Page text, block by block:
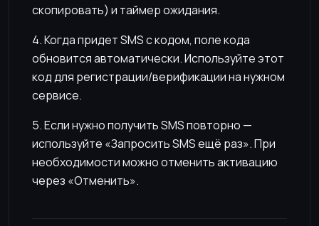
скопировать) и таймер ожидания.
4. Когда придет SMS с кодом, поле кода
обновится автоматически. Используйте этот
код для регистрации/верификации на нужном
сервисе.
5. Если нужно получить SMS повторно —
используйте «Запросить SMS ещё раз». При
необходимости можно отменить активацию
через «Отменить».